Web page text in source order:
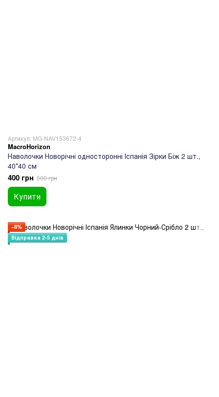
Артикул: MG-NAV153672-4
MacroHorizon
Наволочки Новорічні односторонні Іспанія Зірки Біж 2 шт.,
40*40 см
400 грн 500 грн
Купити
−8%
Відправка 2-5 днів